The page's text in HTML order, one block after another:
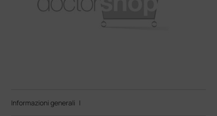
Informazioni generali |